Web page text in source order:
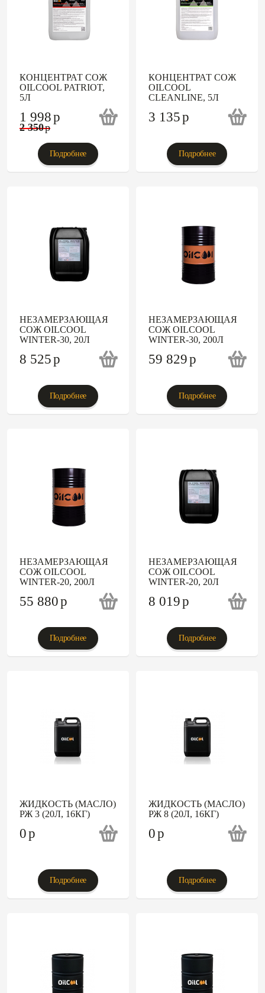
КОНЦЕНТРАТ СОЖ
OILCOOL PATRIOT,
5Л
1 998p
2 350p
Подробнее
КОНЦЕНТРАТ СОЖ
OILCOOL
CLEANLINE, 5Л
3 135p
Подробнее
НЕЗАМЕРЗАЮЩАЯ
СОЖ OILCOOL
WINTER-30, 20Л
8 525p
Подробнее
НЕЗАМЕРЗАЮЩАЯ
СОЖ OILCOOL
WINTER-30, 200Л
59 829p
Подробнее
НЕЗАМЕРЗАЮЩАЯ
СОЖ OILCOOL
WINTER-20, 200Л
55 880p
Подробнее
НЕЗАМЕРЗАЮЩАЯ
СОЖ OILCOOL
WINTER-20, 20Л
8 019p
Подробнее
ЖИДКОСТЬ (МАСЛО)
РЖ 3 (20Л, 16КГ)
0p
Подробнее
ЖИДКОСТЬ (МАСЛО)
РЖ 8 (20Л, 16КГ)
0p
Подробнее